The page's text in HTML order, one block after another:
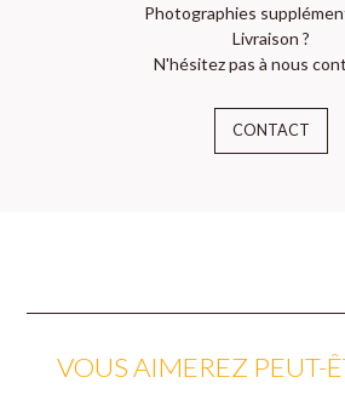
Photographies
Livraison ?
N'hésitez pas à nous
CONTACT
VOUS AIMEREZ PEUT-